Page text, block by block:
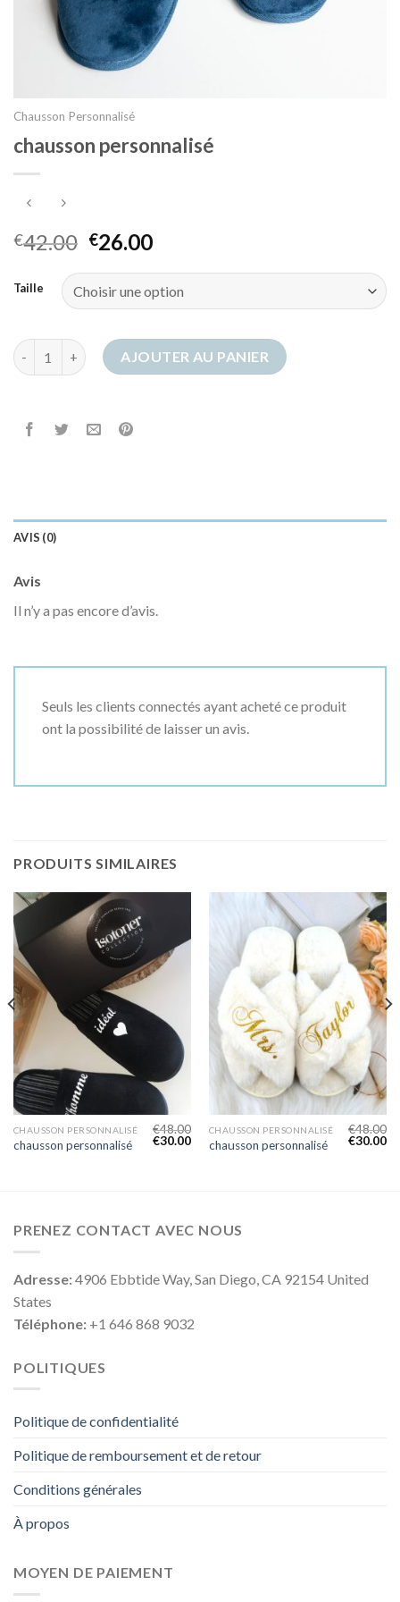
Chausson Personnalisé
chausson personnalisé
€42.00 €26.00
Taille
quantité de chausson personnalisé
AJOUTER AU PANIER
AVIS (0)
Avis
Il n’y a pas encore d’avis.
Seuls les clients connectés ayant acheté ce produit
ont la possibilité de laisser un avis.
PRODUITS SIMILAIRES
CHAUSSON PERSONNALISÉ
chausson personnalisé
€48.00
€30.00
CHAUSSON PERSONNALISÉ
chausson personnalisé
€48.00
€30.00
PRENEZ CONTACT AVEC NOUS
Adresse:4906 Ebbtide Way, San Diego, CA 92154 United
States
Téléphone: +1 646 868 9032
POLITIQUES
Politique de confidentialité
Politique de remboursement et de retour
Conditions générales
À propos
MOYEN DE PAIEMENT